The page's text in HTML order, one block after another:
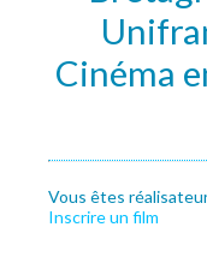
Cinéma
Vous êtes
Inscrire un film